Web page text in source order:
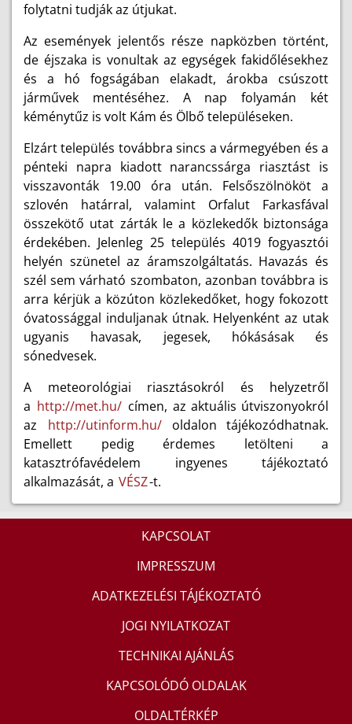
folytatni tudják az útjukat.
Az események jelentős része napközben történt,
de éjszaka is vonultak az egységek fakidőlésekhez
és a hó fogságában elakadt, árokba csúszott
járművek mentéséhez. A nap folyamán két
kéménytűz is volt Kám és Ölbő településeken.
Elzárt település továbbra sincs a vármegyében és a
pénteki napra kiadott narancssárga riasztást is
visszavonták 19.00 óra után. Felsőszölnököt a
szlovén határral, valamint Orfalut Farkasfával
összekötő utat zárták le a közlekedők biztonsága
érdekében. Jelenleg 25 település 4019 fogyasztói
helyén szünetel az áramszolgáltatás. Havazás és
szél sem várható szombaton, azonban továbbra is
arra kérjük a közúton közlekedőket, hogy fokozott
óvatossággal induljanak útnak. Helyenként az utak
ugyanis havasak, jegesek, hókásásak és
sónedvesek.
A meteorológiai riasztásokról és helyzetről
a http://met.hu/ címen, az aktuális útviszonyokról
az
http://utinform.hu/ oldalon tájékozódhatnak.
Emellett pedig érdemes letölteni a
katasztrófavédelem ingyenes tájékoztató
alkalmazását, a VÉSZ-t.
KAPCSOLAT
IMPRESSZUM
ADATKEZELÉSI TÁJÉKOZTATÓ
JOGI NYILATKOZAT
TECHNIKAI AJÁNLÁS
KAPCSOLÓDÓ OLDALAK
OLDALTÉRKÉP